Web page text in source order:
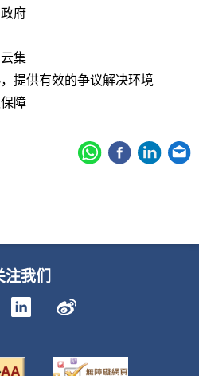
府
集
提供有效的争议解决环境
障
注我们